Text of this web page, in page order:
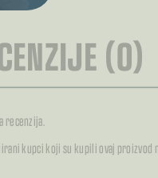
(0)
recenzija.
kupci koji su kupili ovaj proizvod